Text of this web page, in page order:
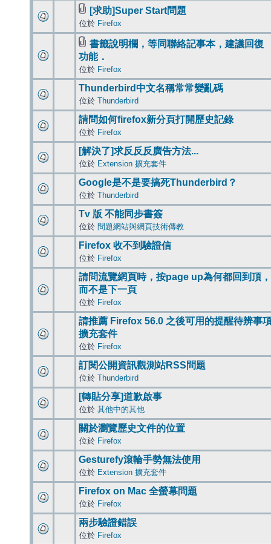
[求助]Super Start問題
位於 Firefox
書籤說明欄，等同聯絡記事本，建議回復
功能．
位於 Firefox
Thunderbird中文名稱常常變亂碼
位於 Thunderbird
請問如何firefox新分頁打開歷史記錄
位於 Firefox
[解決了]求反反反廣告方法...
位於 Extension 擴充套件
Google是不是要搞死Thunderbird？
位於 Thunderbird
Tv 版 不能同步書簽
位於 問題網站與網頁技術傳教
Firefox 收不到驗證信
位於 Firefox
請問流覽網頁時，按page up為何都回到頂，
而不是下一頁
位於 Firefox
請推薦 Firefox 56.0 之後可用的提醒待辨事
擴充套件
位於 Firefox
訂閱公開資訊觀測站RSS問題
位於 Thunderbird
[轉貼分享]道歉啟事
位於 其他中的其他
關於瀏覽歷史文件的位置
位於 Firefox
Gesturefy滾輪手勢無法使用
位於 Extension 擴充套件
Firefox on Mac 全螢幕問題
位於 Firefox
兩步驗證錯誤
位於 Firefox